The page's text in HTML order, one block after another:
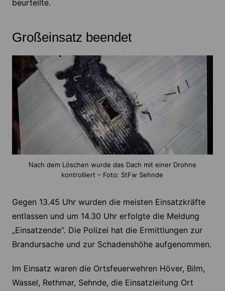
beurteilte.
Großeinsatz beendet
Nach dem Löschen wurde das Dach mit einer Drohne
kontrolliert – Foto: StFw Sehnde
Gegen 13.45 Uhr wurden die meisten Einsatzkräfte
entlassen und um 14.30 Uhr erfolgte die Meldung
„Einsatzende“. Die Polizei hat die Ermittlungen zur
Brandursache und zur Schadenshöhe aufgenommen.
Im Einsatz waren die Ortsfeuerwehren Höver, Bilm,
Wassel, Rethmar, Sehnde, die Einsatzleitung Ort